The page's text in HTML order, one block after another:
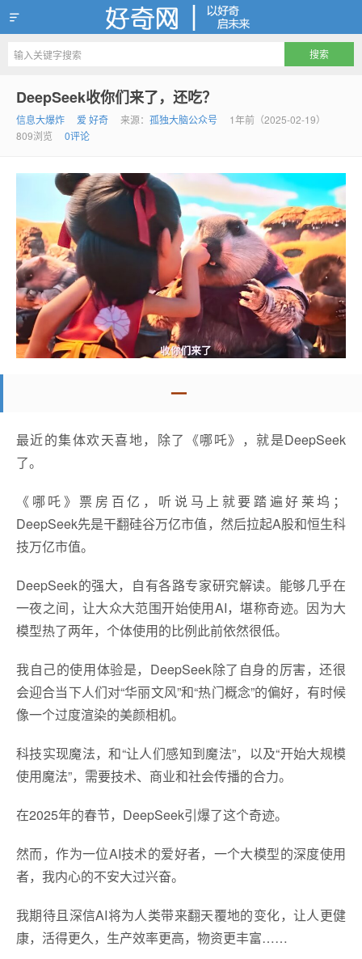
DeepSeek收你们来了，还吃？
信息大爆炸 爱 好奇 来源： 孤独大脑公众号
1年前（2025-02-19）
809浏览
0评论
一
最近的集体欢天喜地，除了《哪吒》，就是DeepSeek
了。
《哪吒》票房百亿，听说马上就要踏遍好莱坞；
DeepSeek先是干翻硅谷万亿市值，然后拉起A股和恒生科
技万亿市值。
DeepSeek的强大，自有各路专家研究解读。能够几乎在
一夜之间，让大众大范围开始使用AI，堪称奇迹。因为大
模型热了两年，个体使用的比例此前依然很低。
我自己的使用体验是，DeepSeek除了自身的厉害，还很
会迎合当下人们对“华丽文风”和“热门概念”的偏好，有时候
像一个过度渲染的美颜相机。
科技实现魔法，和“让人们感知到魔法”，以及“开始大规模
使用魔法”，需要技术、商业和社会传播的合力。
在2025年的春节，DeepSeek引爆了这个奇迹。
然而，作为一位AI技术的爱好者，一个大模型的深度使用
者，我内心的不安大过兴奋。
我期待且深信AI将为人类带来翻天覆地的变化，让人更健
康，活得更久，生产效率更高，物资更丰富……